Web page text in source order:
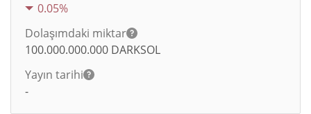
0.05%
Dolaşımdaki miktar
100.000.000.000 DARKSOL
Yayın tarihi
-